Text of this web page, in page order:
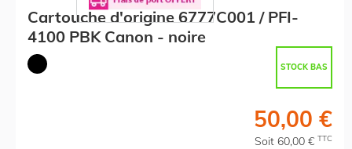
Cartouche d'origine 6777C001 / PFI-
4100 PBK Canon - noire
STOCK BAS
50,00 €
Soit 60,00 € TTC